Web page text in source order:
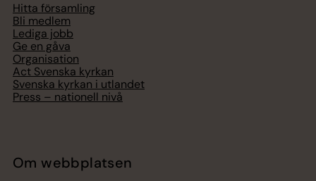
Hitta församling
Bli medlem
Lediga jobb
Ge en gåva
Organisation
Act Svenska kyrkan
Svenska kyrkan i utlandet
Press – nationell nivå
Om webbplatsen